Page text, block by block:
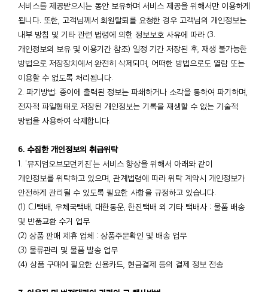
서비스를 제공받으시는 동안 보유하며 서비스 제공을 위해서만 이용하게
됩니다. 또한, 고객님께서 회원탈퇴를 요청한 경우 고객님의 개인정보는
내부 방침 및 기타 관련 법령에 의한 정보보호 사유에 따라 (3.
개인정보의 보유 및 이용기간 참조) 일정 기간 저장된 후, 재생 불가능한
방법으로 저장장치에서 완전히 삭제되며, 어떠한 방법으로도 열람 또는
이용할 수 없도록 처리됩니다.
2. 파기방법: 종이에 출력된 정보는 파쇄하거나 소각을 통하여 파기하며,
전자적 파일형태로 저장된 개인정보는 기록을 재생할 수 없는 기술적
방법을 사용하여 삭제합니다.
6. 수집한 개인정보의 취급위탁
1. ‘뮤지엄오브모던키친’는 서비스 향상을 위해서 아래와 같이
개인정보를 위탁하고 있으며, 관계법령에 따라 위탁 계약시 개인정보가
안전하게 관리될 수 있도록 필요한 사항을 규정하고 있습니다.
(1) CJ택배, 우체국택배, 대한통운, 한진택배 외 기타 택배사 : 물품 배송
및 반품교환 수거 업무
(2) 상품 판매 제휴 업체 : 상품주문확인 및 배송 업무
(3) 물류관리 및 물품 발송 업무
(4) 상품 구매에 필요한 신용카드, 현금결제 등의 결제 정보 전송